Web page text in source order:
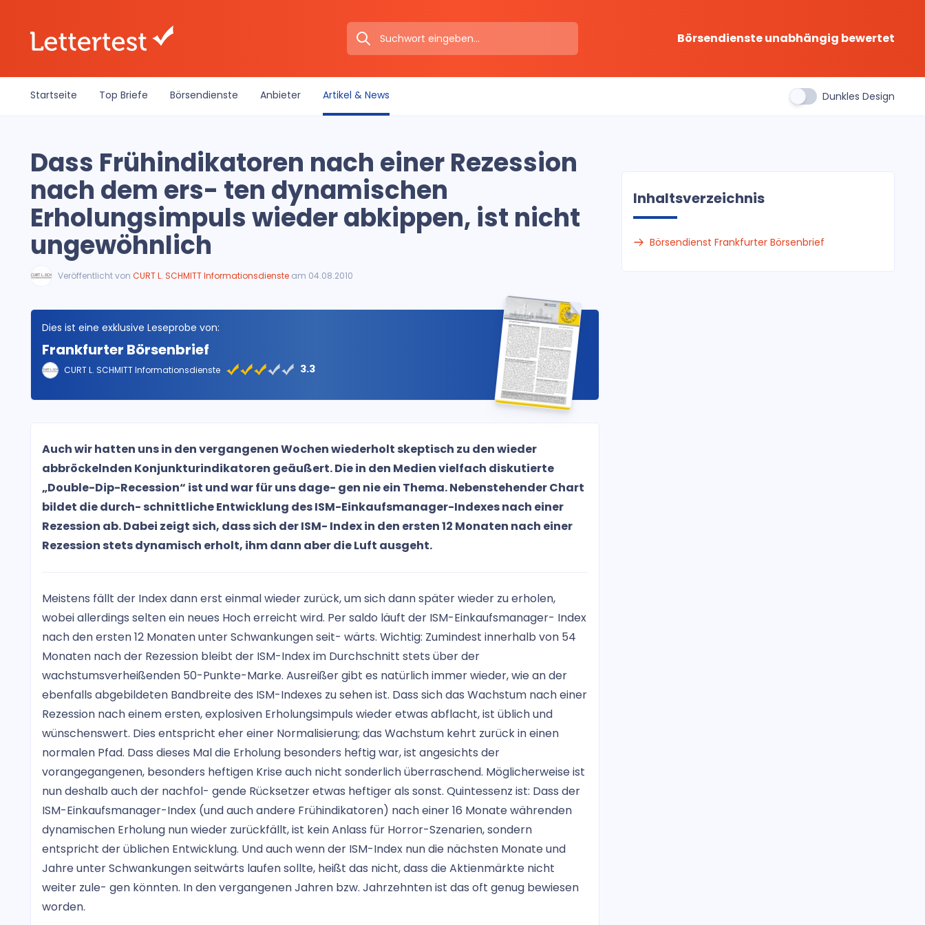
Börsendienste unabhängig bewertet
Startseite Top Briefe Börsendienste Anbieter Artikel & News Dunkles Design
Dass Frühindikatoren nach einer Rezession
nach dem ers- ten dynamischen
Erholungsimpuls wieder abkippen, ist nicht
ungewöhnlich
Veröffentlicht von CURT L. SCHMITT Informationsdienste am 04.08.2010
Dies ist eine exklusive Leseprobe von:
Frankfurter Börsenbrief
CURT L. SCHMITT Informationsdienste 3.3
Auch wir hatten uns in den vergangenen Wochen wiederholt skeptisch zu den wieder
abbröckelnden Konjunkturindikatoren geäußert. Die in den Medien vielfach diskutierte
„Double-Dip-Recession“ ist und war für uns dage- gen nie ein Thema. Nebenstehender Chart
bildet die durch- schnittliche Entwicklung des ISM-Einkaufsmanager-Indexes nach einer
Rezession ab. Dabei zeigt sich, dass sich der ISM- Index in den ersten 12 Monaten nach einer
Rezession stets dynamisch erholt, ihm dann aber die Luft ausgeht.
Meistens fällt der Index dann erst einmal wieder zurück, um sich dann später wieder zu erholen,
wobei allerdings selten ein neues Hoch erreicht wird. Per saldo läuft der ISM-Einkaufsmanager- Index
nach den ersten 12 Monaten unter Schwankungen seit- wärts. Wichtig: Zumindest innerhalb von 54
Monaten nach der Rezession bleibt der ISM-Index im Durchschnitt stets über der
wachstumsverheißenden 50-Punkte-Marke. Ausreißer gibt es natürlich immer wieder, wie an der
ebenfalls abgebildeten Bandbreite des ISM-Indexes zu sehen ist. Dass sich das Wachstum nach einer
Rezession nach einem ersten, explosiven Erholungsimpuls wieder etwas abflacht, ist üblich und
wünschenswert. Dies entspricht eher einer Normalisierung; das Wachstum kehrt zurück in einen
normalen Pfad. Dass dieses Mal die Erholung besonders heftig war, ist angesichts der
vorangegangenen, besonders heftigen Krise auch nicht sonderlich überraschend. Möglicherweise ist
nun deshalb auch der nachfol- gende Rücksetzer etwas heftiger als sonst. Quintessenz ist: Dass der
ISM-Einkaufsmanager-Index (und auch andere Frühindikatoren) nach einer 16 Monate währenden
dynamischen Erholung nun wieder zurückfällt, ist kein Anlass für Horror-Szenarien, sondern
entspricht der üblichen Entwicklung. Und auch wenn der ISM-Index nun die nächsten Monate und
Jahre unter Schwankungen seitwärts laufen sollte, heißt das nicht, dass die Aktienmärkte nicht
weiter zule- gen könnten. In den vergangenen Jahren bzw. Jahrzehnten ist das oft genug bewiesen
worden.
Inhaltsverzeichnis
Börsendienst Frankfurter Börsenbrief